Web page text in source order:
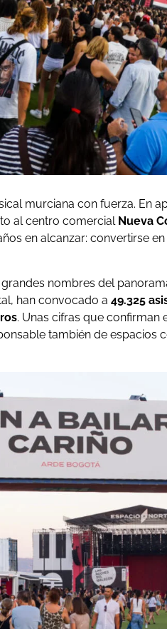
murciana con fuerza. En
al centro comercial Nueva
en alcanzar: convertirse en
nombres del
han convocado a 49.325
. Unas cifras que confirman
también de espacios